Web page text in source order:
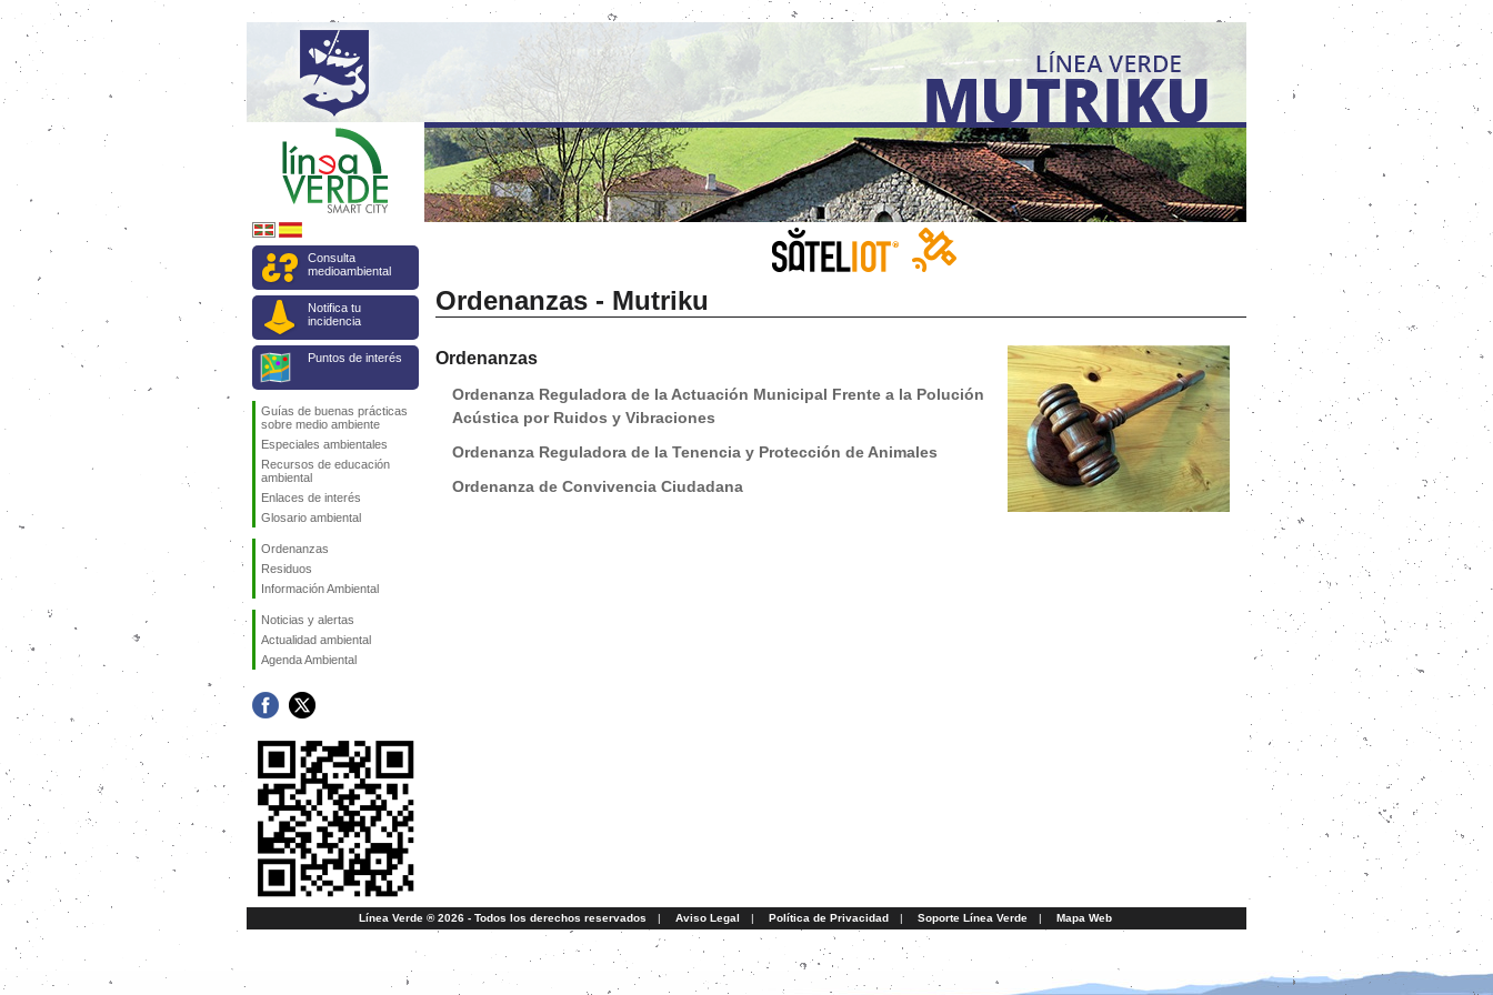
Consulta
medioambiental
Notifica tu
incidencia
Puntos de interés
Guías de buenas prácticas
sobre medio ambiente
Especiales ambientales
Recursos de educación
ambiental
Enlaces de interés
Glosario ambiental
Ordenanzas
Residuos
Información Ambiental
Noticias y alertas
Actualidad ambiental
Agenda Ambiental
Ordenanzas - Mutriku
Ordenanzas
Ordenanza Reguladora de la Actuación Municipal Frente a la Polución
Acústica por Ruidos y Vibraciones
Ordenanza Reguladora de la Tenencia y Protección de Animales
Ordenanza de Convivencia Ciudadana
Línea Verde ® 2026 - Todos los derechos reservados | Aviso Legal | Política de Privacidad | Soporte Línea Verde | Mapa Web